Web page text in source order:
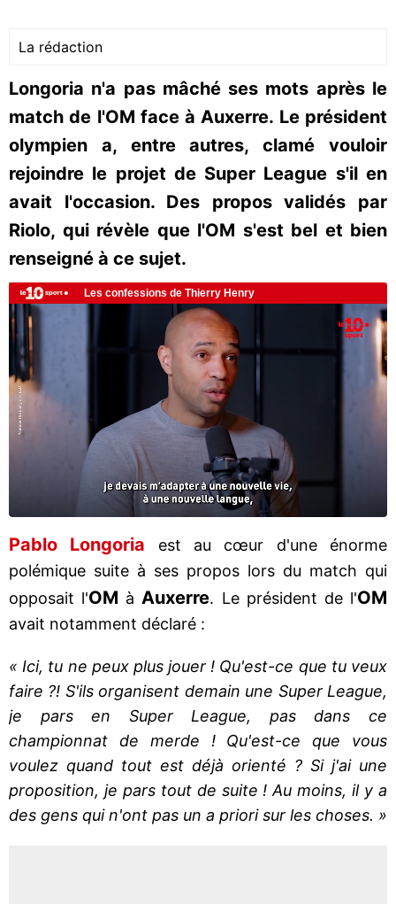
La rédaction
Longoria n'a pas mâché ses mots après le
match de l'OM face à Auxerre. Le président
olympien a, entre autres, clamé vouloir
rejoindre le projet de Super League s'il en
avait l'occasion. Des propos validés par
Riolo, qui révèle que l'OM s'est bel et bien
renseigné à ce sujet.
Pablo Longoria est au cœur d'une énorme
polémique suite à ses propos lors du match qui
opposait l'OM à Auxerre. Le président de l'OM
avait notamment déclaré :
« Ici, tu ne peux plus jouer ! Qu'est-ce que tu veux
faire ?! S'ils organisent demain une Super League,
je pars en Super League, pas dans ce
championnat de merde ! Qu'est-ce que vous
voulez quand tout est déjà orienté ? Si j'ai une
proposition, je pars tout de suite ! Au moins, il y a
des gens qui n'ont pas un a priori sur les choses. »